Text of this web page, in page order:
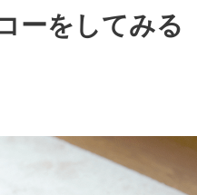
ーをしてみる